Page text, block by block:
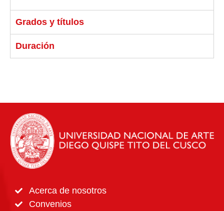
Grados y títulos
Duración
Acerca de nosotros
Convenios